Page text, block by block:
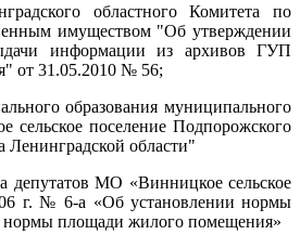
областного Комитета по
имуществом "Об утверждении
информации из архивов ГУП
от 31.05.2010 № 56;
образования муниципального
сельское поселение Подпорожского
Ленинградской области"
депутатов МО «Винницкое сельское
г. № 6-а «Об установлении нормы
нормы площади жилого помещения»